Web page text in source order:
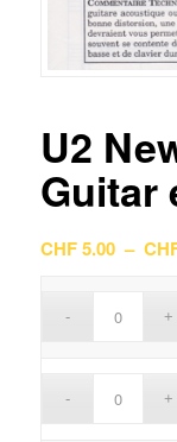
U2
Guitar
CHF5.00 –